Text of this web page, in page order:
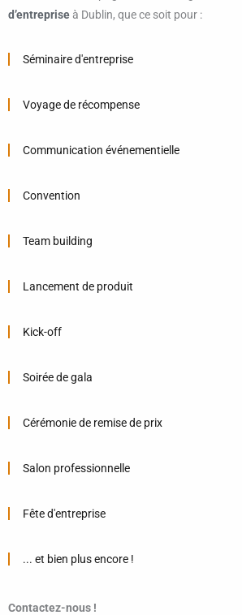
d’entrepriseà Dublin, que ce soit pour :
Séminaire d'entreprise
Voyage de récompense
Communication événementielle
Convention
Team building
Lancement de produit
Kick-off
Soirée de gala
Cérémonie de remise de prix
Salon professionnelle
Fête d'entreprise
... et bien plus encore !
Contactez-nous !